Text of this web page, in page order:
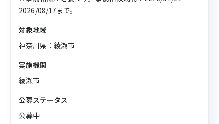
2026/08/17まで。
対象地域
神奈川県：綾瀬市
実施機関
綾瀬市
公募ステータス
公募中